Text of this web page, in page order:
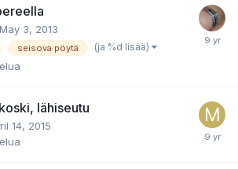
May 3, 2013
seisova pöytä (ja %d lisää)
lähiseutu
14, 2015